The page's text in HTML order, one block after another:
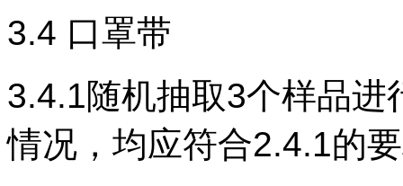
3.4 口罩带
3.4.1随机抽取3个样品进
情况，均应符合2.4.1的